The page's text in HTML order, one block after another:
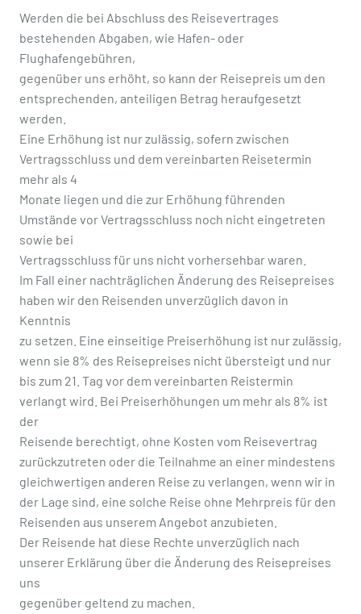
Werden die bei Abschluss des Reisevertrages
bestehenden Abgaben, wie Hafen- oder
Flughafengebühren,
gegenüber uns erhöht, so kann der Reisepreis um den
entsprechenden, anteiligen Betrag heraufgesetzt
werden.
Eine Erhöhung ist nur zulässig, sofern zwischen
Vertragsschluss und dem vereinbarten Reisetermin
mehr als 4
Monate liegen und die zur Erhöhung führenden
Umstände vor Vertragsschluss noch nicht eingetreten
sowie bei
Vertragsschluss für uns nicht vorhersehbar waren.
Im Fall einer nachträglichen Änderung des Reisepreises
haben wir den Reisenden unverzüglich davon in
Kenntnis
zu setzen. Eine einseitige Preiserhöhung ist nur zulässig,
wenn sie 8% des Reisepreises nicht übersteigt und nur
bis zum 21. Tag vor dem vereinbarten Reistermin
verlangt wird. Bei Preiserhöhungen um mehr als 8% ist
der
Reisende berechtigt, ohne Kosten vom Reisevertrag
zurückzutreten oder die Teilnahme an einer mindestens
gleichwertigen anderen Reise zu verlangen, wenn wir in
der Lage sind, eine solche Reise ohne Mehrpreis für den
Reisenden aus unserem Angebot anzubieten.
Der Reisende hat diese Rechte unverzüglich nach
unserer Erklärung über die Änderung des Reisepreises
uns
gegenüber geltend zu machen.